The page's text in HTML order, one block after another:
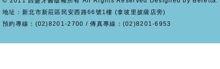
地址：新北市新莊區民安西路66號1樓 (拿坡里披薩店旁)
預約專線：(02)8201-2700 / 傳真專線：(02)8201-6953